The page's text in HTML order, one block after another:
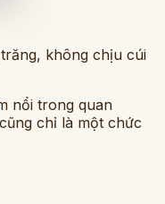
không chịu cúi
nổi trong quan
chỉ là một chức